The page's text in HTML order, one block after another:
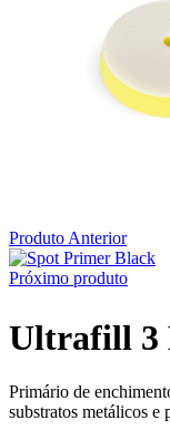
Produto Anterior
Próximo produto
Ultrafill 3
Primário de
substratos metálicos e